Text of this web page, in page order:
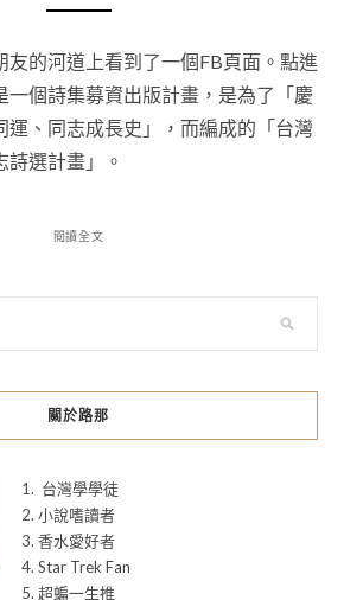
友的河道上看到了一個FB頁面。點進
一個詩集募資出版計畫，是為了「慶
運、同志成長史」，而編成的「台灣
選計畫」。
閱讀全文
關於路那
1. 台灣學學徒
2. 小說嗜讀者
3. 香水愛好者
4. Star Trek Fan
5. 超蝙一生推